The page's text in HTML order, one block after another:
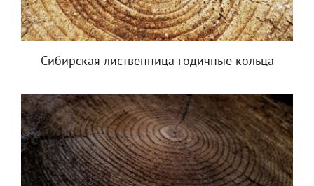
Сибирская лиственница годичные кольца